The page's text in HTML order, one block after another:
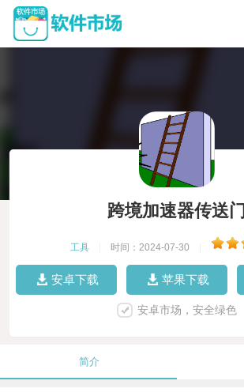
跨境加速器传送门
工具 时间：2024-07-30
安卓下载 苹果下载
安卓市场，安全绿色
简介